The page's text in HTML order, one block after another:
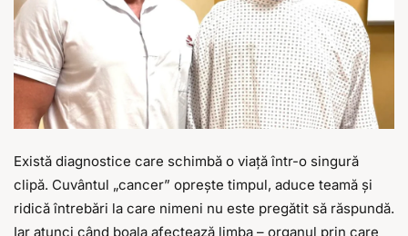
Există diagnostice care schimbă o viață într-o singură
clipă. Cuvântul „cancer” oprește timpul, aduce teamă și
ridică întrebări la care nimeni nu este pregătit să răspundă.
Iar atunci când boala afectează limba – organul prin care